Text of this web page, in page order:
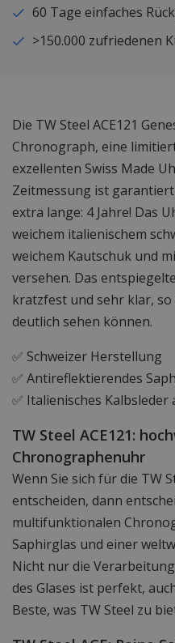
60 Tage einfaches
>150.000 zufriedenen
Die TW Steel ACE121
Chronograph, eine
exzellenten Swiss Made
Zeitmessung ist
extra lange: 4 Jahre! Das
weichem italienischem
weichem Kautschuk und
versehen. Das
kratzfest und sehr klar,
deutlich sehen können.
✅ Schweizer Herstellung
✅ Antireflektierendes
✅ Italienisches
TW Steel ACE121:
Chronographenuhr
Wenn Sie sich für die TW
entscheiden, dann
multifunktionalen
Saphirglas und einer
Nicht nur die
des Glases ist perfekt,
Beste, was TW Steel zu